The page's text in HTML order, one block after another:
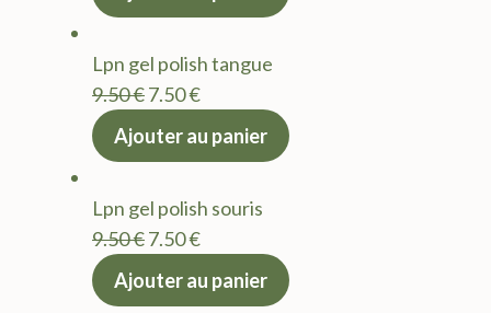
9.50 €.
actuel
7.50 €.
Lpn gel polish tangue
9.50€Le
prix
9.50 €.
7.50€Le
actuel
7.50 €.
Ajouter au panier
Lpn gel polish souris
9.50€Le
prix
7.50€Le
actuel
Ajouter au panier